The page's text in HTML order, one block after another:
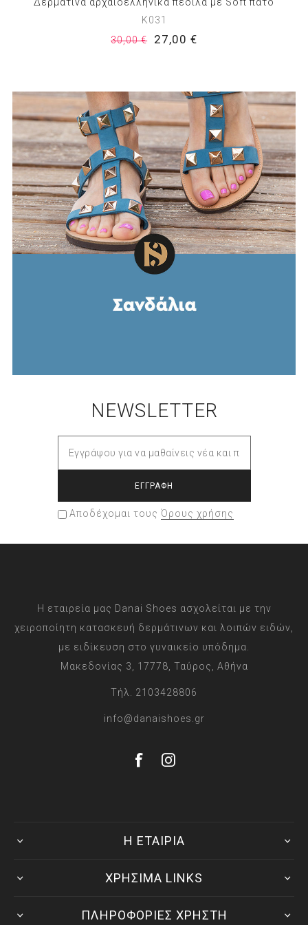
Δερμάτινα αρχαιοελληνικά πέδιλα με Soft πάτο
Κ031
30,00 €
27,00 €
NEWSLETTER
Αποδέχομαι τους Όρους χρήσης
Η εταιρεία μας Danai Shoes ασχολείται με την
χειροποίητη κατασκευή δερμάτινων και λοιπών ειδών,
με ειδίκευση στο γυναικείο υπόδημα.
Μακεδονίας 3, 17778, Ταύρος, Αθήνα
Τήλ. 2103428806
info@danaishoes.gr
Η ΕΤΑΙΡΙΑ
ΧΡΗΣΙΜΑ LINKS
ΠΛΗΡΟΦΟΡΙΕΣ ΧΡΗΣΤΗ